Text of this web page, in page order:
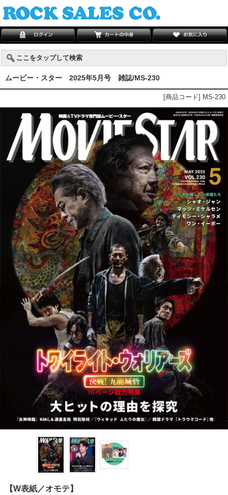
ここをタップして検索
ムービー・スター 2025年5月号 雑誌/MS-230
[商品コード] MS-230
【W表紙／オモテ】